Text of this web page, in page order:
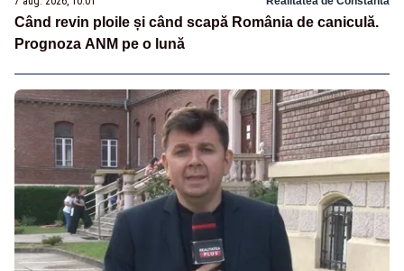
Când revin ploile și când scapă România de caniculă.
Prognoza ANM pe o lună